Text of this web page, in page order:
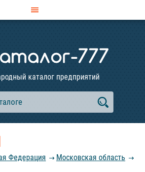
каталог предприятий
Федерация
Московская область